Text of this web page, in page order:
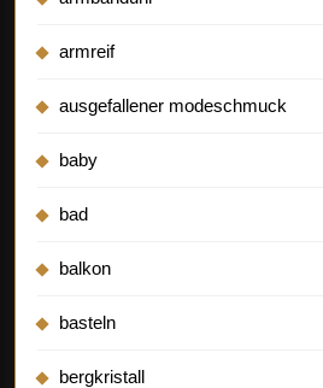
armreif
ausgefallener modeschmuck
baby
bad
balkon
basteln
bergkristall